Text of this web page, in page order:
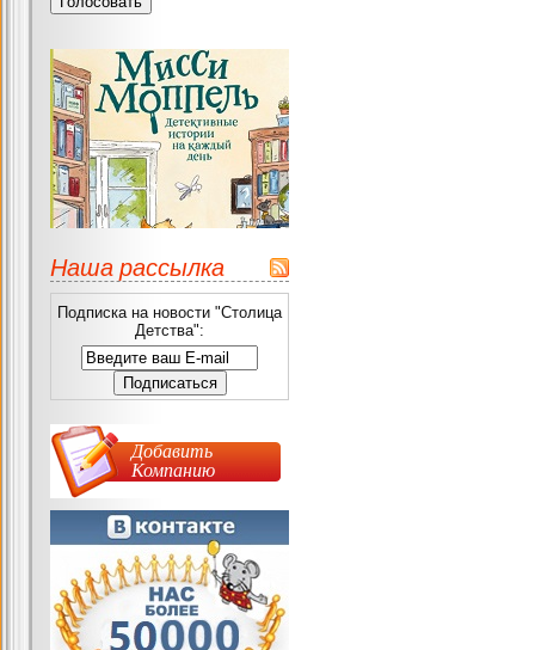
Наша рассылка
Подписка на новости "Столица
Детства":
Добавить
Компанию